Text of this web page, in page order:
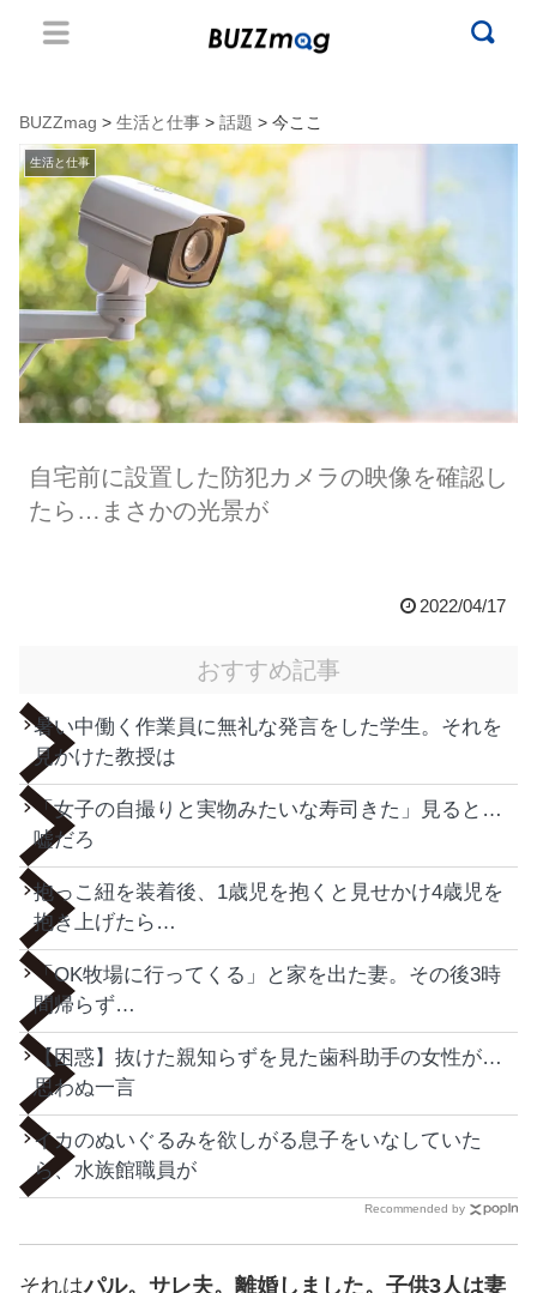
BUZZmag > 生活と仕事 > 話題 > 今ここ
生活と仕事
自宅前に設置した防犯カメラの映像を確認し
たら…まさかの光景が
2022/04/17
おすすめ記事
暑い中働く作業員に無礼な発言をした学生。それを
見かけた教授は
「女子の自撮りと実物みたいな寿司きた」見ると…
嘘だろ
抱っこ紐を装着後、1歳児を抱くと見せかけ4歳児を
抱き上げたら…
「OK牧場に行ってくる」と家を出た妻。その後3時
間帰らず…
【困惑】抜けた親知らずを見た歯科助手の女性が…
思わぬ一言
イカのぬいぐるみを欲しがる息子をいなしていた
ら、水族館職員が
Recommended by
それはパル。サレ夫。離婚しました。子供3人は妻